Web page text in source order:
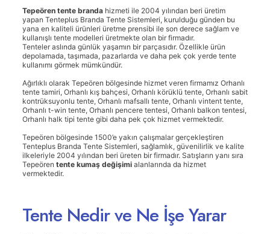
Tepeören tente branda hizmeti ile 2004 yılından beri üretim
yapan Tenteplus Branda Tente Sistemleri, kurulduğu günden bu
yana en kaliteli ürünleri üretme prensibi ile son derece sağlam ve
kullanışlı tente modelleri üretmekte olan bir firmadır.
Tenteler aslında günlük yaşamın bir parçasıdır. Özellikle ürün
depolamada, taşımada, pazarlarda ve daha pek çok yerde tente
kullanımı görmek mümkündür.
Ağırlıklı olarak Tepeören bölgesinde hizmet veren firmamız Orhanlı
tente tamiri, Orhanlı kış bahçesi, Orhanlı körüklü tente, Orhanlı sabit
kontrüksuyonlu tente, Orhanlı mafsallı tente, Orhanlı vintent tente,
Orhanlı t-win tente, Orhanlı pencere tentesi, Orhanlı balkon tentesi,
Orhanlı halk tipi tente gibi daha pek çok hizmet vermektedir.
Tepeören bölgesinde 1500’e yakın çalışmalar gerçekleştiren
Tenteplus Branda Tente Sistemleri, sağlamlık, güvenilirlik ve kalite
ilkeleriyle 2004 yılından beri üreten bir firmadır. Satışların yanı sıra
Tepeören tente kumaş değişimialanlarında da hizmet
vermektedir.
Tente Nedir ve Ne İşe Yarar